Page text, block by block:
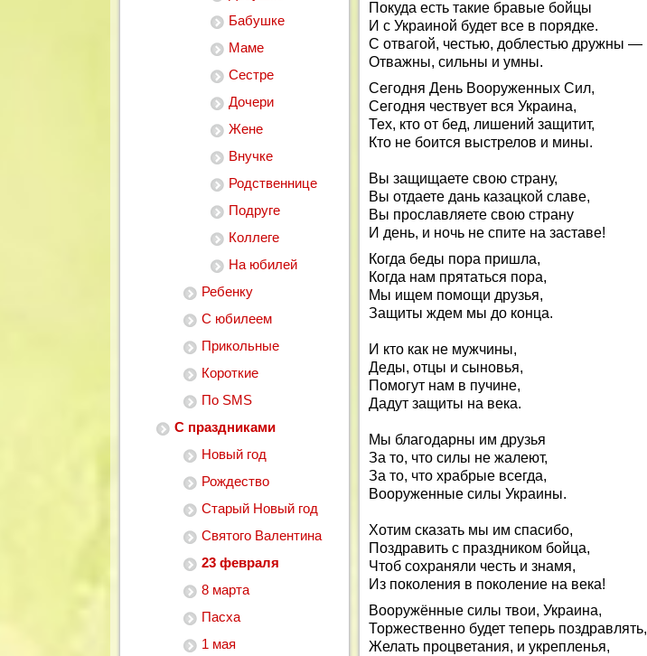
Бабушке
Маме
Сестре
Дочери
Жене
Внучке
Родственнице
Подруге
Коллеге
На юбилей
Ребенку
С юбилеем
Прикольные
Короткие
По SMS
С праздниками
Новый год
Рождество
Старый Новый год
Святого Валентина
23 февраля
8 марта
Пасха
1 мая
Покуда есть такие бравые бойцы
И с Украиной будет все в порядке.
С отвагой, честью, доблестью дружны —
Отважны, сильны и умны.
Сегодня День Вооруженных Сил,
Сегодня чествует вся Украина,
Тех, кто от бед, лишений защитит,
Кто не боится выстрелов и мины.
Вы защищаете свою страну,
Вы отдаете дань казацкой славе,
Вы прославляете свою страну
И день, и ночь не спите на заставе!
Когда беды пора пришла,
Когда нам прятаться пора,
Мы ищем помощи друзья,
Защиты ждем мы до конца.
И кто как не мужчины,
Деды, отцы и сыновья,
Помогут нам в пучине,
Дадут защиты на века.
Мы благодарны им друзья
За то, что силы не жалеют,
За то, что храбрые всегда,
Вооруженные силы Украины.
Хотим сказать мы им спасибо,
Поздравить с праздником бойца,
Чтоб сохраняли честь и знамя,
Из поколения в поколение на века!
Вооружённые силы твои, Украина,
Торжественно будет теперь поздравлять,
Желать процветания, и укрепленья,